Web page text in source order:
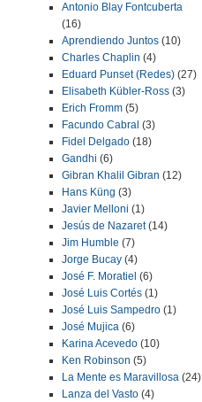
Antonio Blay Fontcuberta
(16)
Aprendiendo Juntos (10)
Charles Chaplin (4)
Eduard Punset (Redes) (27)
Elisabeth Kübler-Ross (3)
Erich Fromm (5)
Facundo Cabral (3)
Fidel Delgado (18)
Gandhi (6)
Gibran Khalil Gibran (12)
Hans Küng (3)
Javier Melloni (1)
Jesús de Nazaret(14)
Jim Humble (7)
Jorge Bucay (4)
José F. Moratiel (6)
José Luis Cortés (1)
José Luis Sampedro (1)
José Mujica (6)
Karina Acevedo (10)
Ken Robinson (5)
La Mente es Maravillosa (24)
Lanza del Vasto (4)